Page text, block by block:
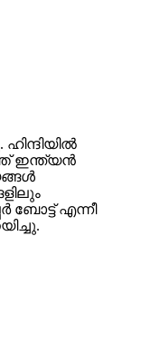
ഇന്ത്യൻ
ബോട്ട് എന്നീ